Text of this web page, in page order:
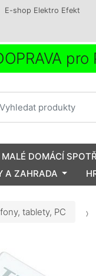
E-shop Elektro Efekt
MALÉ DOMÁCÍ
A ZAHRADA
tablety, PC